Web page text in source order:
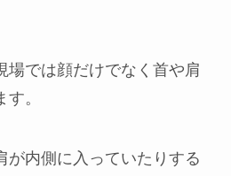
場では顔だけでなく首や肩
。
が内側に入っていたりする